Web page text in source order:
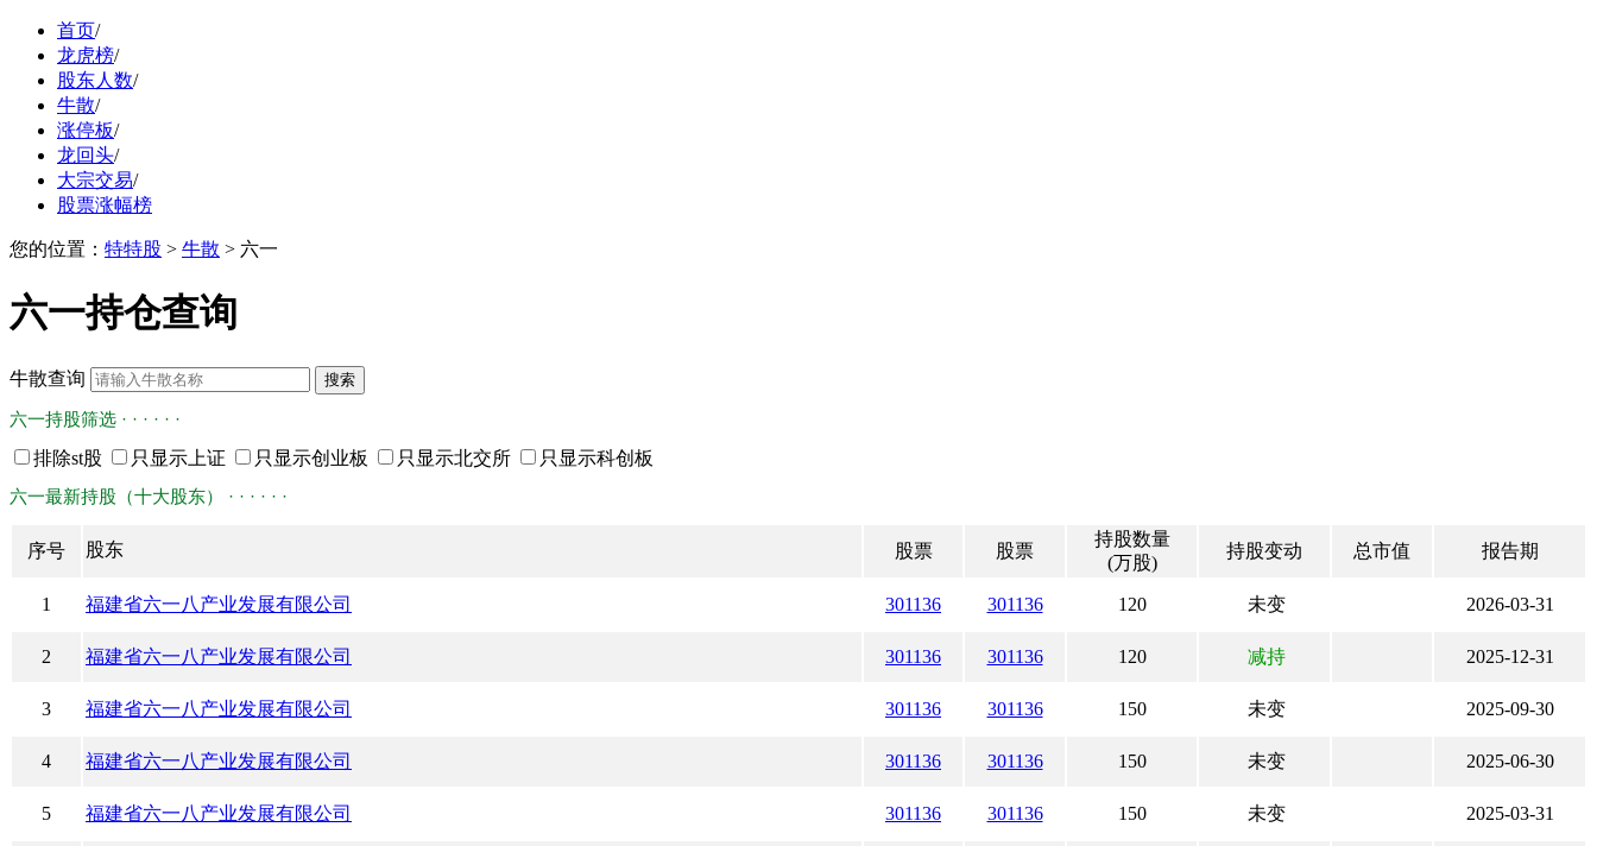
首页/
龙虎榜/
股东人数/
牛散/
涨停板/
龙回头/
大宗交易/
股票涨幅榜
您的位置： 特特股 > 牛散 > 六一
六一持仓查询
牛散查询
六一持股筛选 · · · · · ·
排除st股
只显示上证 只显示创业板 只显示北交所
只显示科创板
六一最新持股（十大股东） · · · · · ·
序号 股东 股票 股票
持股数量
(万股)
持股变动 总市值 报告期
1 福建省六一八产业发展有限公司 301136 301136 120 未变 2026-03-31
2 福建省六一八产业发展有限公司 301136 301136 120 减持 2025-12-31
3 福建省六一八产业发展有限公司 301136 301136 150 未变 2025-09-30
4 福建省六一八产业发展有限公司 301136 301136 150 未变 2025-06-30
5 福建省六一八产业发展有限公司 301136 301136 150 未变 2025-03-31